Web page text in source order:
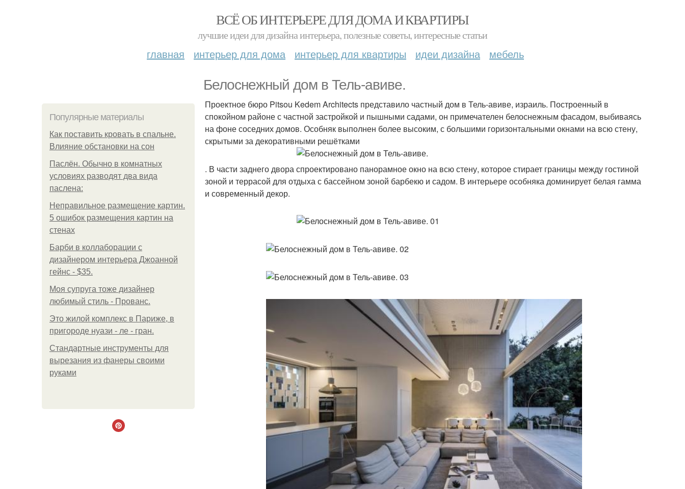
ВСЁ ОБ ИНТЕРЬЕРЕ ДЛЯ ДОМА И КВАРТИРЫ
лучшие идеи для дизайна интерьера, полезные советы, интересные статьи
главная интерьер для дома интерьер для квартиры идеи дизайна мебель
Белоснежный дом в Тель-авиве.
Популярные материалы
Как поставить кровать в спальне.
Влияние обстановки на сон
Паслён. Обычно в комнатных
условиях разводят два вида
паслена:
Неправильное размещение картин.
5 ошибок размещения картин на
стенах
Барби в коллаборации с
дизайнером интерьера Джоанной
гейнс - $35.
Моя супруга тоже дизайнер
любимый стиль - Прованс.
Это жилой комплекс в Париже, в
пригороде нуази - ле - гран.
Стандартные инструменты для
вырезания из фанеры своими
руками
Проектное бюро Pitsou Kedem Architects представило частный дом в Тель-авиве, израиль. Построенный в
спокойном районе с частной застройкой и пышными садами, он примечателен белоснежным фасадом, выбиваясь
на фоне соседних домов. Особняк выполнен более высоким, с большими горизонтальными окнами на всю стену,
скрытыми за декоративными решётками
. В части заднего двора спроектировано панорамное окно на всю стену, которое стирает границы между гостиной
зоной и террасой для отдыха с бассейном зоной барбекю и садом. В интерьере особняка доминирует белая гамма
и современный декор.